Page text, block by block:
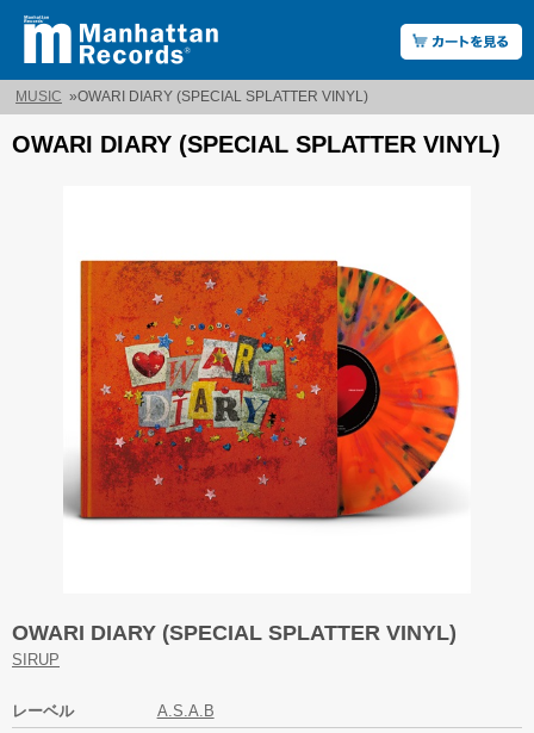
MUSIC »OWARI DIARY (SPECIAL SPLATTER VINYL)
OWARI DIARY (SPECIAL SPLATTER VINYL)
OWARI DIARY (SPECIAL SPLATTER VINYL)
SIRUP
レーベル
A.S.A.B